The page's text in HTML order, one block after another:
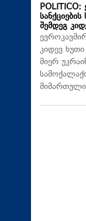
POLITICO:
შემდეგ
კიდევ
მიერ
მიმართული